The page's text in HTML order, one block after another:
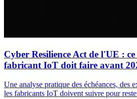
Cyber Resilience Act de l'UE :
fabricant IoT doit faire avant
Une analyse pratique des échéances, des
les fabricants IoT doivent suivre pour